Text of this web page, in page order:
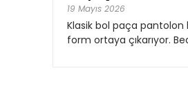
19 Mayıs 2026
Klasik bol paça pantolon
form ortaya çıkarıyor.